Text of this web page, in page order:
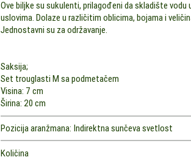
Ove biljke su sukulenti, prilagođeni da skladište
uslovima. Dolaze u različitim oblicima, bojama i
Jednostavni su za održavanje.
Saksija;
Set trouglasti M sa podmetačem
Visina: 7 cm
Širina: 20 cm
Pozicija aranžmana: Indirektna sunčeva svetlost
Količina